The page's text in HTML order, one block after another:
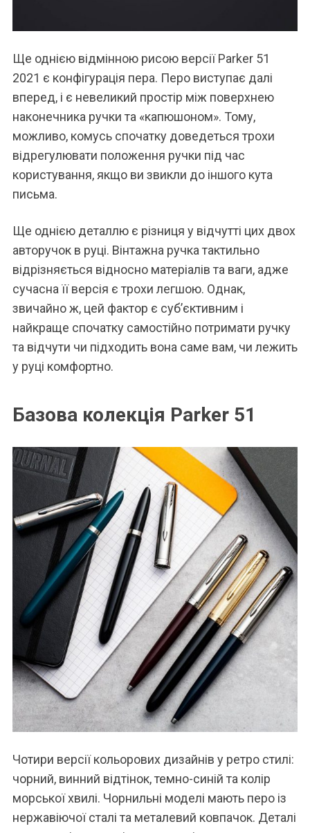
Ще однією відмінною рисою версії Parker 51
2021 є конфігурація пера. Перо виступає далі
вперед, і є невеликий простір між поверхнею
наконечника ручки та «капюшоном». Тому,
можливо, комусь спочатку доведеться трохи
відрегулювати положення ручки під час
користування, якщо ви звикли до іншого кута
письма.
Ще однією деталлю є різниця у відчутті цих двох
авторучок в руці. Вінтажна ручка тактильно
відрізняється відносно матеріалів та ваги, адже
сучасна її версія є трохи легшою. Однак,
звичайно ж, цей фактор є суб’єктивним і
найкраще спочатку самостійно потримати ручку
та відчути чи підходить вона саме вам, чи лежить
у руці комфортно.
Базова колекція Parker 51
Чотири версії кольорових дизайнів у ретро стилі:
чорний, винний відтінок, темно-синій та колір
морської хвилі. Чорнильні моделі мають перо із
нержавіючої сталі та металевий ковпачок. Деталі